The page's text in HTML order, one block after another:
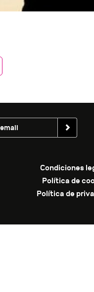
Condiciones
Política de
Política de